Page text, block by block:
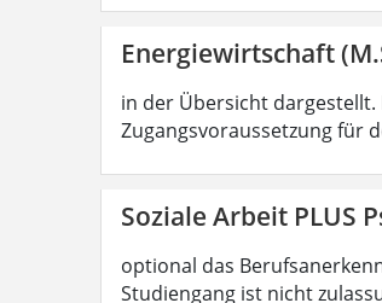
Energiewirtschaft
in der Übersicht
Zugangsvoraussetzung für
Soziale Arbeit PLUS
optional das
Studiengang ist nicht